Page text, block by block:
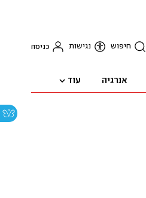
חיפוש נגישות כניסה
אנרגיה עוד